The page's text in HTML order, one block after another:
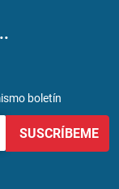
boletín
SUSCRÍBEME